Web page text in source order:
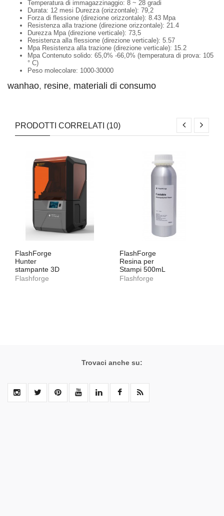
Temperatura di immagazzinaggio: 8 ~ 28 gradi
Durata: 12 mesi Durezza (orizzontale): 79,2
Forza di flessione (direzione orizzontale): 8.43 Mpa
Resistenza alla trazione (direzione orizzontale): 21.4
Durezza Mpa (direzione verticale): 73,5
Resistenza alla flessione (direzione verticale): 5.57
Mpa Resistenza alla trazione (direzione verticale): 15.2
Mpa Contenuto solido: 65,0% -66,0% (temperatura di prova: 105
° C)
Peso molecolare: 1000-30000
wanhao, resine, materiali di consumo
PRODOTTI CORRELATI (10)
FlashForge
Hunter
stampante 3D
Flashforge
FlashForge
Resina per
Stampi 500mL
Flashforge
Trovaci anche su: